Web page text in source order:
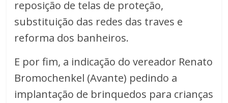
reposição de telas de proteção,
substituição das redes das traves e
reforma dos banheiros.
E por fim, a indicação do vereador Renato
Bromochenkel (Avante) pedindo a
implantação de brinquedos para crianças